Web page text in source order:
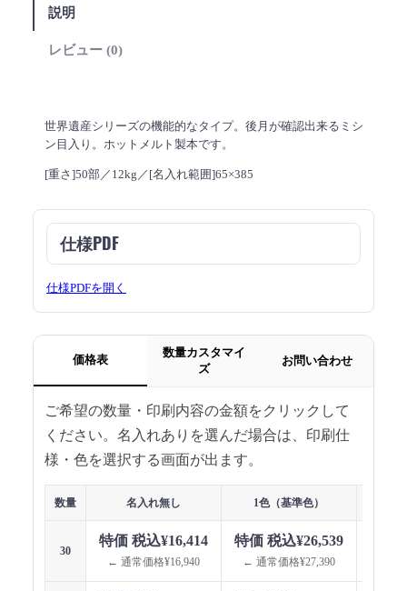
説明
レビュー (0)
世界遺産シリーズの機能的なタイプ。後月が確認出来るミシ
ン目入り。ホットメルト製本です。
[重さ]50部／12kg／[名入れ範囲]65×385
仕様PDF
仕様PDFを開く
価格表
数量カスタマイ
ズ
お問い合わせ
ご希望の数量・印刷内容の金額をクリックして
ください。名入れありを選んだ場合は、印刷仕
様・色を選択する画面が出ます。
数量 名入れ無し 1色（基準色）
30
特価 税込¥16,414
← 通常価格¥16,940
特価 税込¥26,539
← 通常価格¥27,390